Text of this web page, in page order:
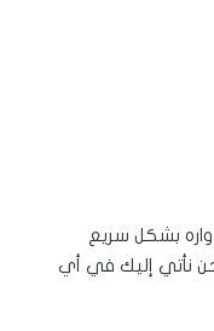
بشكل سريع
نأتي إليك في أي